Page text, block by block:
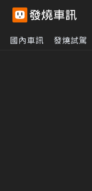
國內車訊 發燒試駕